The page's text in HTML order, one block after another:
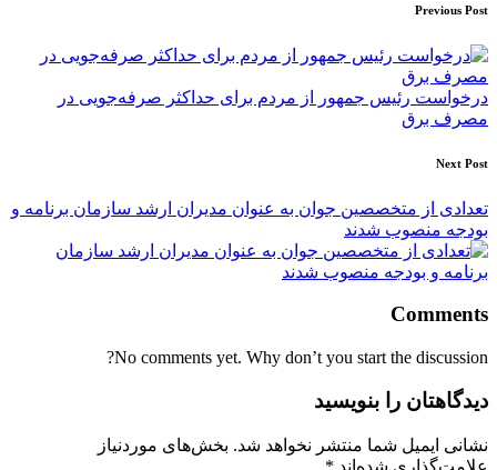
Post
navigation
Previous Post
درخواست رئیس جمهور از مردم برای حداکثر صرفه‌جویی در
مصرف برق
Next Post
تعدادی از متخصصین جوان به عنوان مدیران ارشد سازمان برنامه و
بودجه منصوب شدند
Comments
No comments yet. Why don’t you start the discussion?
دیدگاهتان را بنویسید
نشانی ایمیل شما منتشر نخواهد شد. بخش‌های موردنیاز
علامت‌گذاری شده‌اند *